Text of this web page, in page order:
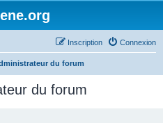
Connexion
Inscription
du forum
du forum